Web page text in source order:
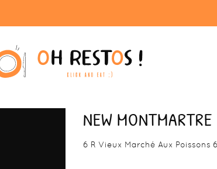
NEW MONTMARTRE
6 R Vieux Marché Aux Poissons